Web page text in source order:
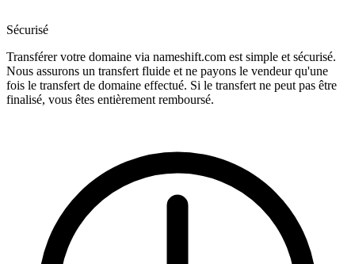
Sécurisé
Transférer votre domaine via nameshift.com est simple et sécurisé.
Nous assurons un transfert fluide et ne payons le vendeur qu'une
fois le transfert de domaine effectué. Si le transfert ne peut pas être
finalisé, vous êtes entièrement remboursé.